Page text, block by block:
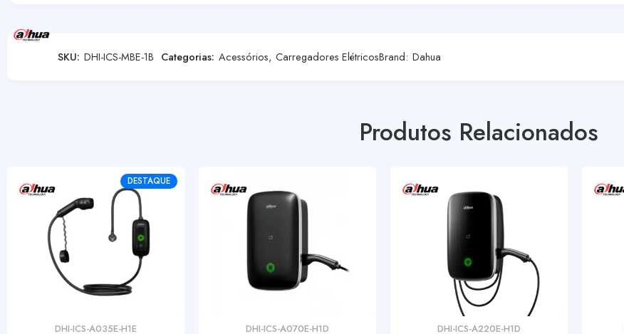
SKU: DHI-ICS-MBE-1B Categorias: Acessórios, Carregadores ElétricosBrand: Dahua
Produtos Relacionados
DESTAQUE
DHI-ICS-A035E-H1E DHI-ICS-A070E-H1D DHI-ICS-A220E-H1D